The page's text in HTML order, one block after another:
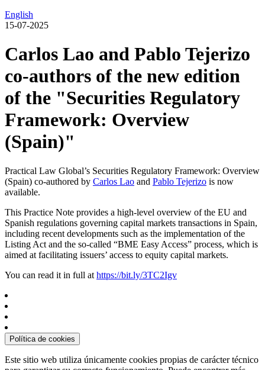
English
15-07-2025
Carlos Lao and Pablo Tejerizo
co-authors of the new edition
of the "Securities Regulatory
Framework: Overview
(Spain)"
Practical Law Global’s Securities Regulatory Framework: Overview
(Spain) co-authored by Carlos Lao and Pablo Tejerizo is now
available.
This Practice Note provides a high-level overview of the EU and
Spanish regulations governing capital markets transactions in Spain,
including recent developments such as the implementation of the
Listing Act and the so-called “BME Easy Access” process, which is
aimed at facilitating issuers’ access to equity capital markets.
You can read it in full at https://bit.ly/3TC2Igv
Política de cookies
Este sitio web utiliza únicamente cookies propias de carácter técnico